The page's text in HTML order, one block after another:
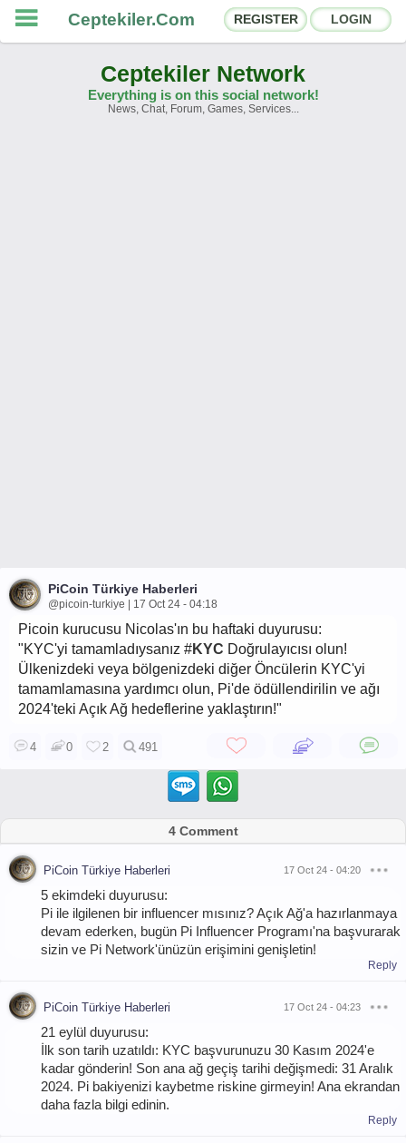
Ceptekiler.Com REGISTER LOGIN
Ceptekiler Network
Everything is on this social network!
News, Chat, Forum, Games, Services...
PiCoin Türkiye Haberleri
@picoin-turkiye | 17 Oct 24 - 04:18
Picoin kurucusu Nicolas'ın bu haftaki duyurusu:
"KYC'yi tamamladıysanız #KYC Doğrulayıcısı olun!
Ülkenizdeki veya bölgenizdeki diğer Öncülerin KYC'yi
tamamlamasına yardımcı olun, Pi'de ödüllendirilin ve ağı
2024'teki Açık Ağ hedeflerine yaklaştırın!"
4 0 2 491
4 Comment
PiCoin Türkiye Haberleri 17 Oct 24 - 04:20
5 ekimdeki duyurusu:
Pi ile ilgilenen bir influencer mısınız? Açık Ağ'a hazırlanmaya
devam ederken, bugün Pi Influencer Programı'na başvurarak
sizin ve Pi Network'ünüzün erişimini genişletin!
Reply
PiCoin Türkiye Haberleri 17 Oct 24 - 04:23
21 eylül duyurusu:
İlk son tarih uzatıldı: KYC başvurunuzu 30 Kasım 2024'e
kadar gönderin! Son ana ağ geçiş tarihi değişmedi: 31 Aralık
2024. Pi bakiyenizi kaybetme riskine girmeyin! Ana ekrandan
daha fazla bilgi edinin.
Reply